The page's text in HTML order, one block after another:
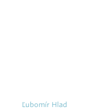
Ľubomír Hlad